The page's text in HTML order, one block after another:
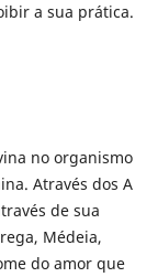
a sua prática.
no organismo
Através dos A
de sua
Médeia,
do amor que